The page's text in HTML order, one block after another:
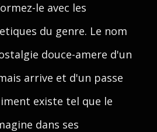
le avec les
du genre. Le nom
douce-amere d'un
arrive et d'un passe
existe tel que le
dans ses